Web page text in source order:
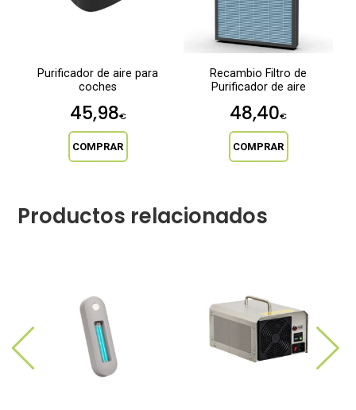
Purificador de aire para
coches
45,98€
COMPRAR
Recambio Filtro de
Purificador de aire
48,40€
COMPRAR
Productos relacionados